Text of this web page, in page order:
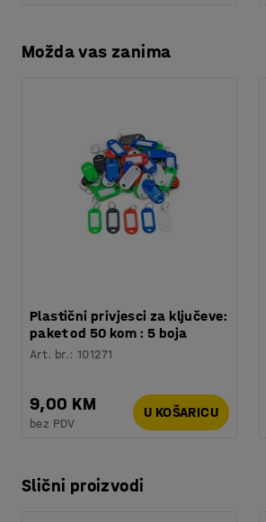
Možda vas zanima
Plastični privjesci za ključeve:
paket od 50 kom : 5 boja
Art. br.:101271
9,00 KM
bez PDV
U KOŠARICU
Slični proizvodi